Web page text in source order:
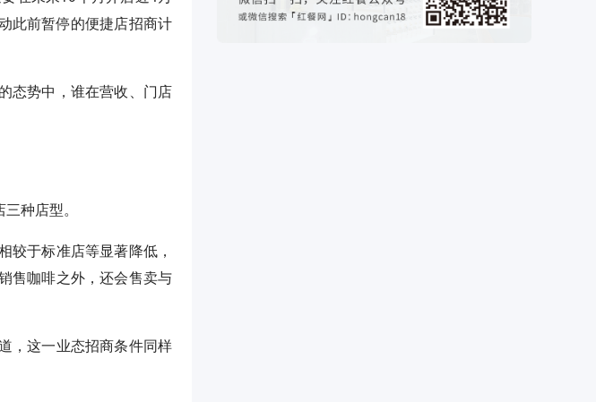
此前暂停的便捷店招商计
态势中，谁在营收、门店
种店型。
较于标准店等显著降低，
售咖啡之外，还会售卖与
，这一业态招商条件同样